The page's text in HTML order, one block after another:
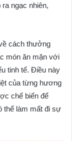
ngạc nhiên,
cách thưởng
món ăn mặn với
tinh tế. Điều này
của từng hương
chế biến để
thể làm mất đi sự